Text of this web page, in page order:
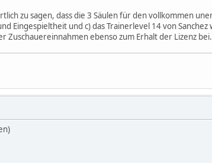
zu sagen, dass die 3 Säulen für den vollkommen
Eingespieltheit und c) das Trainerlevel 14 von Sanchez
Zuschauereinnahmen ebenso zum Erhalt der Lizenz bei.